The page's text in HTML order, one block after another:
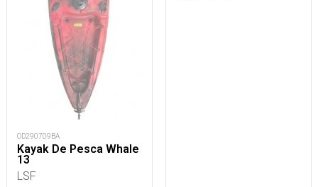
OD290709BA
Kayak De Pesca Whale
13
LSF